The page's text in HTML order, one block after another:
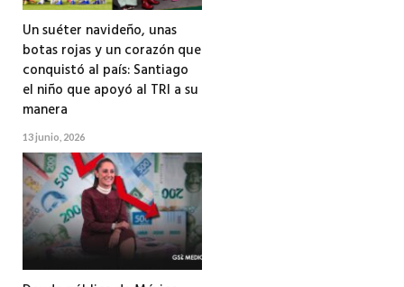
Un suéter navideño, unas
botas rojas y un corazón que
conquistó al país: Santiago
el niño que apoyó al TRI a su
manera
13 junio, 2026